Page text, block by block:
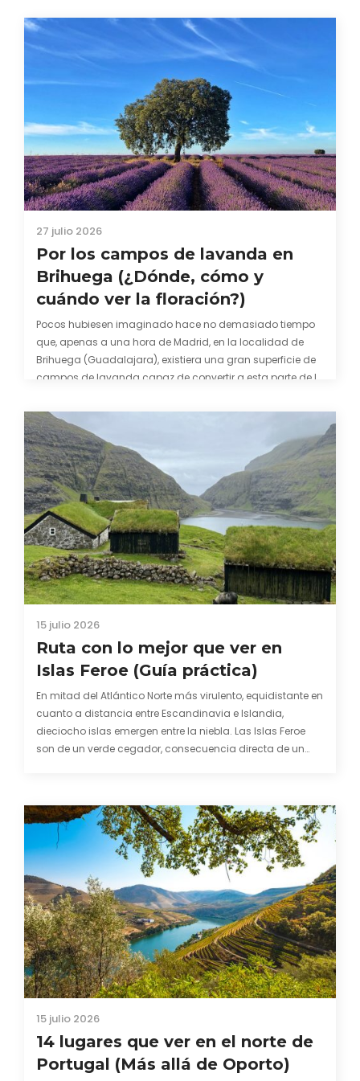
15 julio 2026
14 lugares que ver en el norte de
Portugal (Más allá de Oporto)
Donde el Miño y el Duero pasan a llamarse Minho y Douro
se suceden una serie de variables cuya suma no puede
ser otra que una tremenda vivencia digna de ser
contada. Viajar al norte de Portugal se ha convertido en
una manera estupenda de acariciar momentos felices a
través…
10 julio 2026
Los pueblos más bonitos de
Madrid
Si es cierto que a veces los árboles no nos permiten ver el
bosque, se puede extrapolar este dicho a que los edificios
altos y la velocidad con la que se vive en una gran
ciudad como Madrid en ocasiones parecen tapar otros
lugares fantásticos. Rincones los cuales no se…
5 Respuestas a “Rumbo a
Svalbard: Misión oso polar”
27 mayo 2018 at 22:23
Viajazo Sele. Deseando que vuelvas para transmitirnos
con tus palabras lo que se siente en uno de los lugares
menos explorados del mundo.
Te esperamos a la vuelta!!!
Responder
Victoria
15 junio 2018 at 23:49